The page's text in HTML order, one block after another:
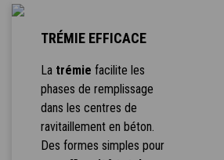
TRÉMIE EFFICACE
La trémie facilite les
phases de remplissage
dans les centres de
ravitaillement en béton.
Des formes simples pour